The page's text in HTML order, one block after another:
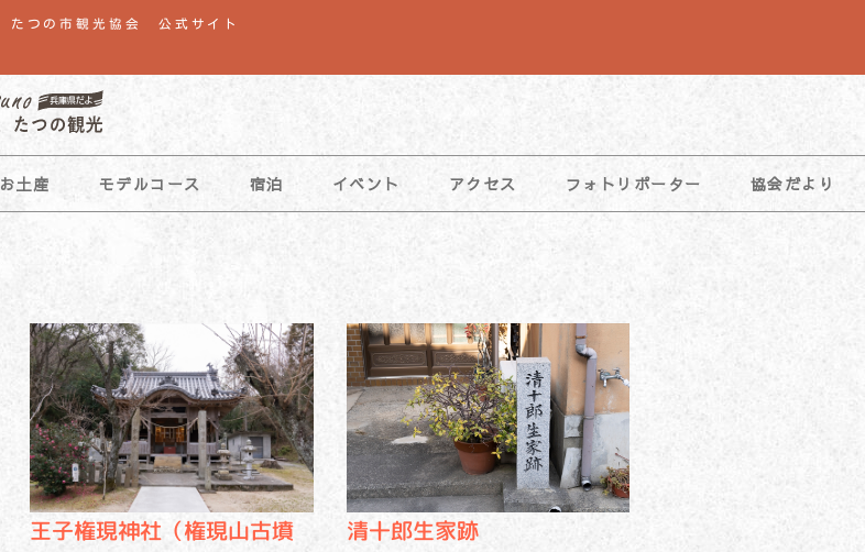
たつの市観光協会 公式サイト
お土産 モデルコース 宿泊 イベント アクセス フォトリポーター 協会だより
王子権現神社（権現山古墳
清十郎生家跡